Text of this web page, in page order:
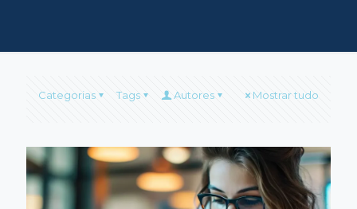
Categorias Tags Autores Mostrar tudo